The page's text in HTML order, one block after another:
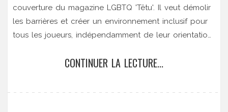
couverture du magazine LGBTQ 'Têtu'. Il veut démolir
les barrières et créer un environnement inclusif pour
tous les joueurs, indépendamment de leur orientation
CONTINUER LA LECTURE...